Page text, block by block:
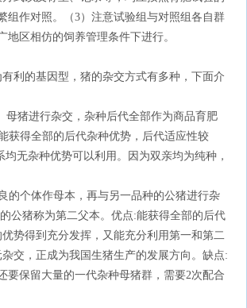
组作对照。（3）注意试验组与对照组各自群
区相仿的饲养管理条件下进行。
的基因型，猪的杂交方式有多种，下面介
猪进行杂交，杂种后代全部作为商品育肥
获得全部的后代杂种优势，后代适应性较
无杂种优势可以利用。因为双亲均为纯种，
个体作母本，再与另一品种的公猪进行杂
公猪称为第二父本。优点:能获得全部的后代
势得到充分发挥，又能充分利用第一和第二
交，正成为我国生猪生产的发展方向。缺点:
要保留大量的一代杂种母猪群，需要2次配合